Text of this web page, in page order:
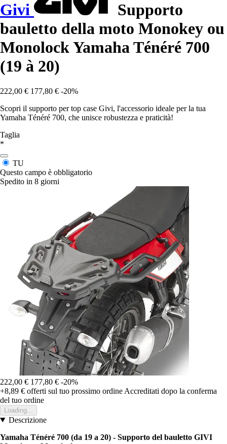
Givi
Supporto
bauletto della moto Monokey ou
Monolock Yamaha Ténéré 700
(19 à 20)
222,00 € 177,80 € -20%
Scopri il supporto per top case Givi, l'accessorio ideale per la tua
Yamaha Ténéré 700, che unisce robustezza e praticità!
Taglia
*
TU
Questo campo è obbligatorio
Spedito in 8 giorni
222,00 € 177,80 € -20%
+8,89 € offerti sul tuo prossimo ordine Accreditati dopo la conferma
del tuo ordine
Loading...
Descrizione
Yamaha Ténéré 700 (da 19 a 20) - Supporto del bauletto GIVI